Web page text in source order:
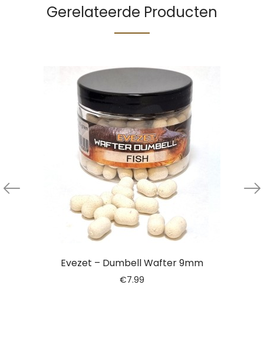
Gerelateerde Producten
Evezet – Dumbell Wafter 9mm
€7.99